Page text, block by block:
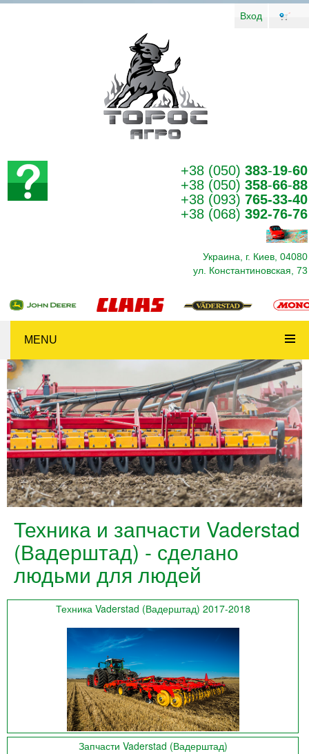
Вход
+38 (050) 383-19-60
+38 (050) 358-66-88
+38 (093) 765-33-40
+38 (068) 392-76-76
Украина, г. Киев, 04080
ул. Константиновская, 73
MENU
Техника и запчасти Vaderstad
(Вадерштад) - сделано
людьми для людей
Техника Vaderstad (Вадерштад) 2017-2018
Запчасти Vaderstad (Вадерштад)